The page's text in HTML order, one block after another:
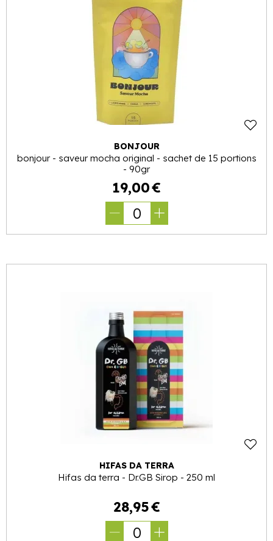
BONJOUR
bonjour - saveur mocha original - sachet de 15 portions
- 90gr
19,00€
0
HIFAS DA TERRA
Hifas da terra - Dr.GB Sirop - 250 ml
28,95€
0